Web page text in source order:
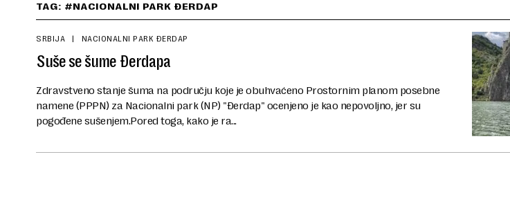
TAG: #NACIONALNI PARK ĐERDAP
SRBIJA NACIONALNI PARK ĐERDAP
Suše se šume Đerdapa
Zdravstveno stanje šuma na području koje je obuhvaćeno Prostornim planom posebne
namene (PPPN) za Nacionalni park (NP) "Đerdap" ocenjeno je kao nepovoljno, jer su
pogođene sušenjem.Pored toga, kako je ra...